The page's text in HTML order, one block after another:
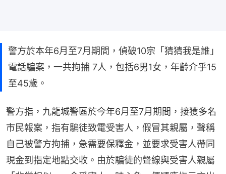
警方於本年6月至7月期間，偵破10宗「猜猜我是誰」
電話騙案，一共拘捕 7人，包括6男1女，年齡介乎15
至45歲。
警方指，九龍城警區於今年6月至7月期間，接獲多名
市民報案，指有騙徒致電受害人，假冒其親屬，聲稱
自己被警方拘捕，急需要保釋金，並要求受害人帶同
現金到指定地點交收。由於騙徒的聲線與受害人親屬